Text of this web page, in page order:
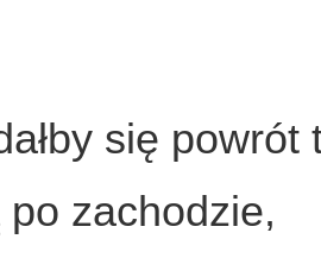
się
po zachodzie,